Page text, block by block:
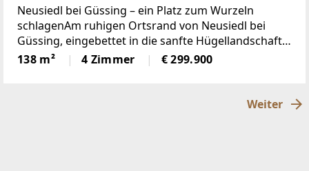
Neusiedl bei Güssing – ein Platz zum Wurzeln
schlagenAm ruhigen Ortsrand von Neusiedl bei
Güssing, eingebettet in die sanfte Hügellandschaft
des Südburgenlands, liegt dieses charaktervolle
Einfamilienhaus auf einem großzügigen Grundstück
138 m² 4 Zimmer € 299.900
Weiter